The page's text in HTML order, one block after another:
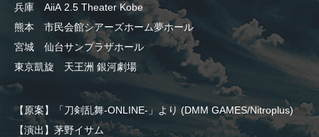
兵庫 AiiA 2.5 Theater Kobe
熊本 市民会館シアーズホーム夢ホール
宮城 仙台サンプラザホール
東京凱旋 天王洲 銀河劇場
【原案】「刀剣乱舞-ONLINE-」より (DMM GAMES/Nitroplus)
【演出】茅野イサム